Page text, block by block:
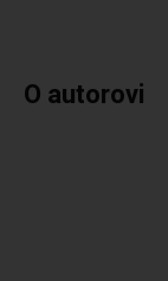
O autorovi